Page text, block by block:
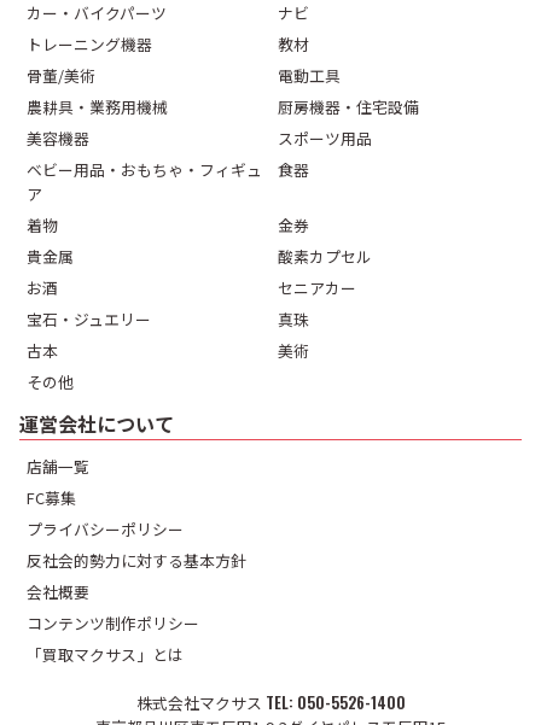
カー・バイクパーツ
ナビ
トレーニング機器
教材
骨董/美術
電動工具
農耕具・業務用機械
厨房機器・住宅設備
美容機器
スポーツ用品
ベビー用品・おもちゃ・フィギュ
ア
食器
着物
金券
貴金属
酸素カプセル
お酒
セニアカー
宝石・ジュエリー
真珠
古本
美術
その他
運営会社について
店舗一覧
FC募集
プライバシーポリシー
反社会的勢力に対する基本方針
会社概要
コンテンツ制作ポリシー
「買取マクサス」とは
株式会社マクサス
050-5526-1400